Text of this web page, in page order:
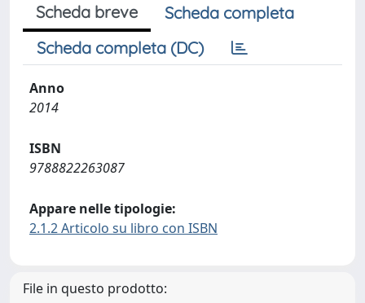
Scheda breve
Scheda completa
Scheda completa (DC)
Anno
2014
ISBN
9788822263087
Appare nelle tipologie:
2.1.2 Articolo su libro con ISBN
File in questo prodotto: